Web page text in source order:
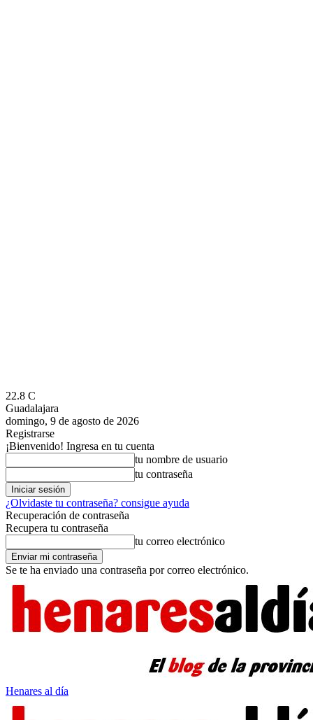
22.8 C
Guadalajara
domingo, 9 de agosto de 2026
Registrarse
¡Bienvenido! Ingresa en tu cuenta
tu nombre de usuario
tu contraseña
¿Olvidaste tu contraseña? consigue ayuda
Recuperación de contraseña
Recupera tu contraseña
tu correo electrónico
Se te ha enviado una contraseña por correo electrónico.
Henares al día